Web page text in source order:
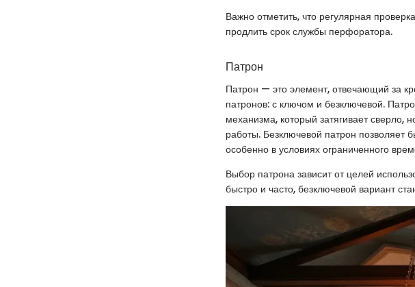
Важно отметить, что регулярная
продлить срок службы перфоратора.
Патрон
Патрон — это элемент, отвечающий за
патронов: с ключом и безключевой.
механизма, который затягивает сверло,
работы. Безключевой патрон позволяет
особенно в условиях ограниченного
Выбор патрона зависит от целей
быстро и часто, безключевой вариант